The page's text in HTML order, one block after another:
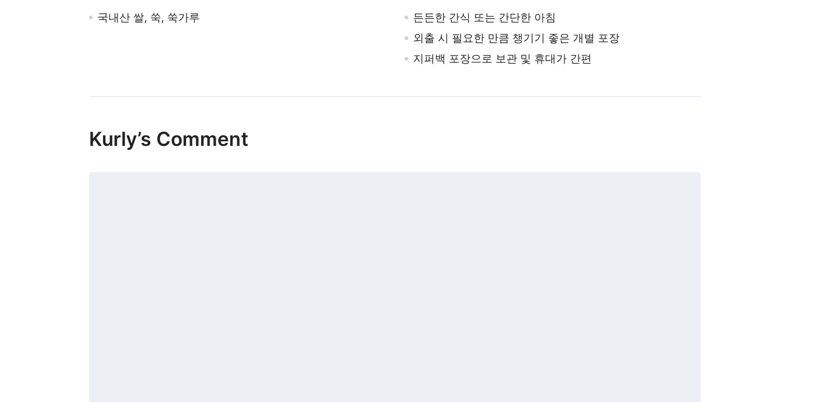
국내산 쌀, 쑥, 쑥가루
든든한 간식 또는 간단한 아침
외출 시 필요한 만큼 챙기기 좋은 개별 포장
지퍼백 포장으로 보관 및 휴대가 간편
Kurly’s Comment